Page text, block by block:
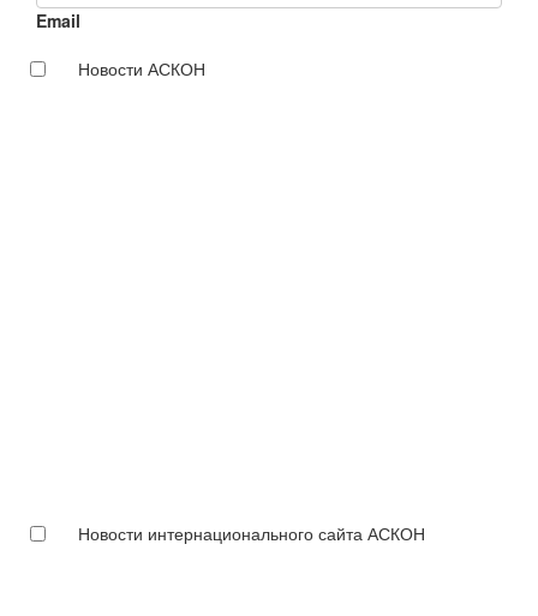
Email
Новости АСКОН
Новости интернационального сайта АСКОН